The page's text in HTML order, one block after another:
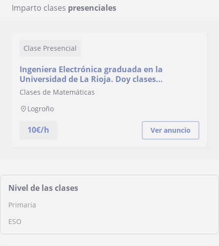
Imparto clases presenciales
Clase Presencial
Ingeniera Electrónica graduada en la
Universidad de La Rioja. Doy clases
particulares para nivel primaria y ESO en las
dibujo, apoyo…
Clases de Matemáticas
Logroño
10€/h Ver anuncio
Nivel de las clases
Primaria
ESO